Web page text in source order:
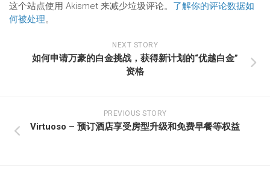
这个站点使用 Akismet 来减少垃圾评论。 了解你的评论数据如
何被处理。
NEXT STORY
如何申请万豪的白金挑战，获得新计划的“优越白金”
资格
PREVIOUS STORY
Virtuoso – 预订酒店享受房型升级和免费早餐等权益